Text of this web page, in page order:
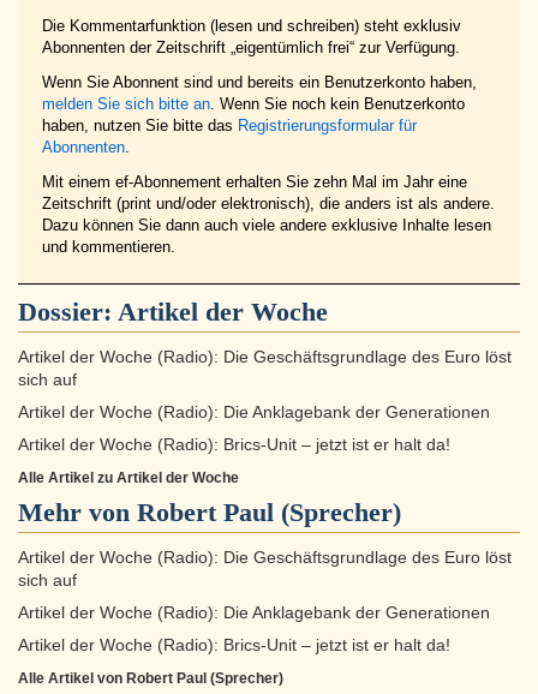
Die Kommentarfunktion (lesen und schreiben) steht exklusiv
Abonnenten der Zeitschrift „eigentümlich frei“ zur Verfügung.
Wenn Sie Abonnent sind und bereits ein Benutzerkonto haben,
melden Sie sich bitte an. Wenn Sie noch kein Benutzerkonto
haben, nutzen Sie bitte das Registrierungsformular für
Abonnenten.
Mit einem ef-Abonnement erhalten Sie zehn Mal im Jahr eine
Zeitschrift (print und/oder elektronisch), die anders ist als andere.
Dazu können Sie dann auch viele andere exklusive Inhalte lesen
und kommentieren.
Dossier: Artikel der Woche
Artikel der Woche (Radio): Die Geschäftsgrundlage des Euro löst
sich auf
Artikel der Woche (Radio): Die Anklagebank der Generationen
Artikel der Woche (Radio): Brics-Unit – jetzt ist er halt da!
Alle Artikel zu Artikel der Woche
Mehr von Robert Paul (Sprecher)
Artikel der Woche (Radio): Die Geschäftsgrundlage des Euro löst
sich auf
Artikel der Woche (Radio): Die Anklagebank der Generationen
Artikel der Woche (Radio): Brics-Unit – jetzt ist er halt da!
Alle Artikel von Robert Paul (Sprecher)